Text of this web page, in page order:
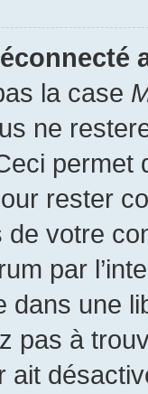
la case
ne
permet
rester
votre
par
dans une
pas à
ait